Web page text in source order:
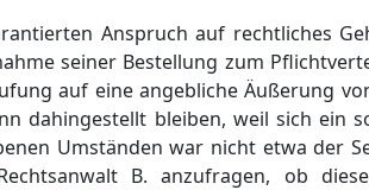
Anspruch auf rechtliches
seiner Bestellung zum
auf eine angebliche Äußerung
dahingestellt bleiben, weil sich ein
Umständen war nicht etwa der
B. anzufragen, ob